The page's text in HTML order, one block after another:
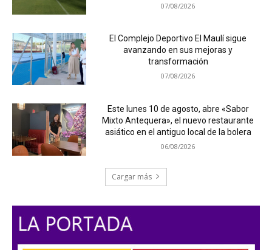
07/08/2026
El Complejo Deportivo El Maulí sigue
avanzando en sus mejoras y
transformación
07/08/2026
Este lunes 10 de agosto, abre «Sabor
Mixto Antequera», el nuevo restaurante
asiático en el antiguo local de la bolera
06/08/2026
Cargar más